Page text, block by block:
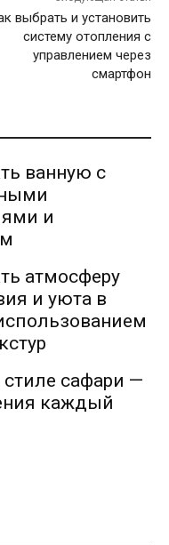
выбрать и установить
систему отопления с
управлением через
смартфон
ванную с
и
атмосферу
и уюта в
стиле сафари —
каждый